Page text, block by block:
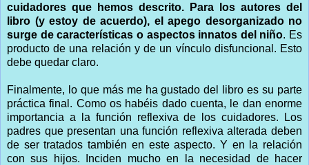
cuidadores que hemos descrito. Para los autores del
libro (y estoy de acuerdo), el apego desorganizado no
surge de características o aspectos innatos del niño. Es
producto de una relación y de un vínculo disfuncional. Esto
debe quedar claro.
Finalmente, lo que más me ha gustado del libro es su parte
práctica final. Como os habéis dado cuenta, le dan enorme
importancia a la función reflexiva de los cuidadores. Los
padres que presentan una función reflexiva alterada deben
de ser tratados también en este aspecto. Y en la relación
con sus hijos. Inciden mucho en la necesidad de hacer